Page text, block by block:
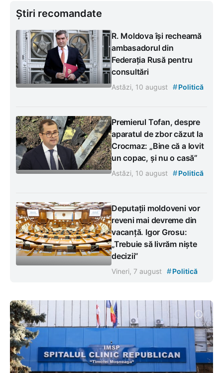
Știri recomandate
R. Moldova își recheamă
ambasadorul din
Federația Rusă pentru
consultări
Astăzi, 10 august #Politică
Premierul Tofan, despre
aparatul de zbor căzut la
Crocmaz: „Bine că a lovit
un copac, și nu o casă”
Astăzi, 10 august #Politică
Deputații moldoveni vor
reveni mai devreme din
vacanță. Igor Grosu:
„Trebuie să livrăm niște
decizii”
Vineri, 7 august #Politică